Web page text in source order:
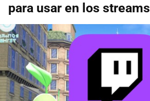
para usar en los streams